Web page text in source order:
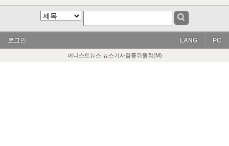
로그인 PC
LANG
어니스트뉴스 뉴스기사검증위원회(M)